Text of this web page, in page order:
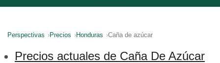
Perspectivas Precios Honduras Caña de azúcar
Precios actuales de Caña De Azúcar